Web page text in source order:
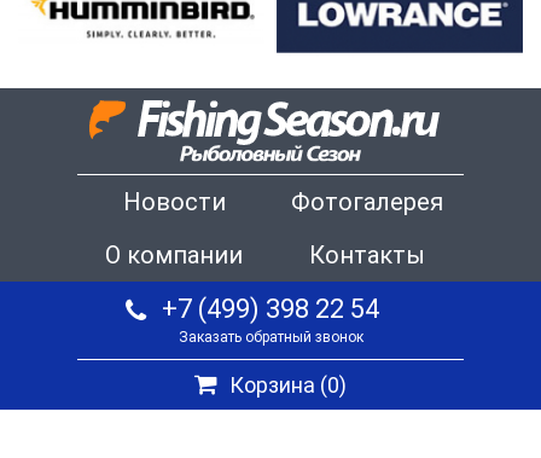
Новости
Фотогалерея
О компании
Контакты
+7 (499) 398 22 54
Заказать обратный звонок
Корзина (0)